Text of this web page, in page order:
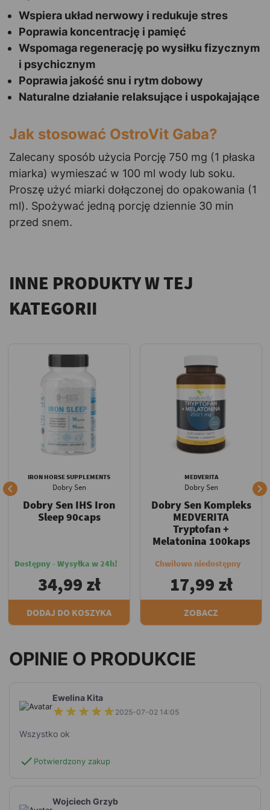
Wspiera układ nerwowy i redukuje stres
Poprawia koncentrację i pamięć
Wspomaga regenerację po wysiłku fizycznym
i psychicznym
Poprawia jakość snu i rytm dobowy
Naturalne działanie relaksujące i uspokajające
Jak stosować OstroVit Gaba?
Zalecany sposób użycia Porcję 750 mg (1 płaska
miarka) wymieszać w 100 ml wody lub soku.
Proszę użyć miarki dołączonej do opakowania (1
ml). Spożywać jedną porcję dziennie 30 min
przed snem.
INNE PRODUKTY W TEJ
KATEGORII

IRON HORSE SUPPLEMENTS
Dobry Sen
Dobry Sen IHS Iron
Sleep 90caps
Dostępny - Wysyłka w 24h!
34,99 zł
DODAJ DO KOSZYKA
MEDVERITA
Dobry Sen
Dobry Sen Kompleks
MEDVERITA
Tryptofan +
Melatonina 100kaps
Chwilowo niedostępny
17,99 zł
ZOBACZ

OPINIE O PRODUKCIE
Ewelina Kita
2025-07-02 14:05
Wszystko ok
check Potwierdzony zakup
Wojciech Grzyb